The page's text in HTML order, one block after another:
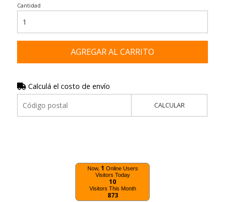
Cantidad
AGREGAR AL CARRITO
Calculá el costo de envío
CALCULAR
Now, 1 Online Users
Visitors Today
10
Visitors This Month
873